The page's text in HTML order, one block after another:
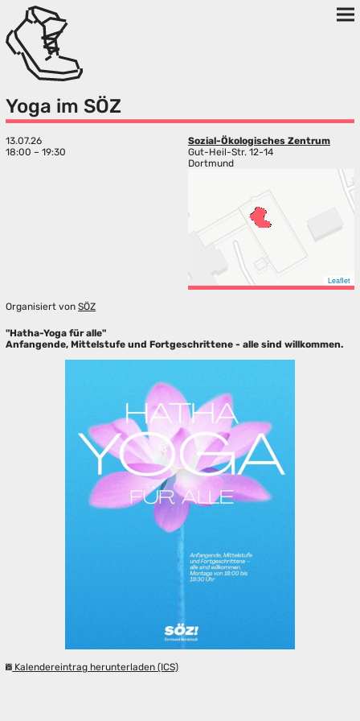
Yoga im SÖZ
13.07.26
18:00 – 19:30
Sozial-Ökologisches Zentrum
Gut-Heil-Str. 12-14
Dortmund
Leaflet
Organisiert vonSÖZ
"Hatha-Yoga für alle"
Anfangende, Mittelstufe und Fortgeschrittene - alle sind willkommen.
Kalendereintrag herunterladen (ICS)